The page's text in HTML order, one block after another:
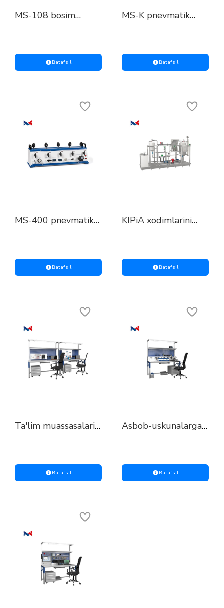
MS-108 bosim
tekshirish
Batafsil
MS-K pnevmatik
asboblar
Batafsil
MS-400 pnevmatik
Batafsil
KIPiA xodimlarini
nazorat-o'lchash
asboblariBatafsil
Ta'lim muassasalari
stendlari
Batafsil
Asbob-uskunalarga
Batafsil